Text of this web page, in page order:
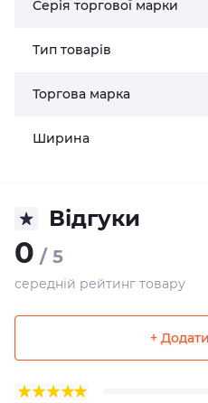
Серія торгової марки
Тип товарів
Торгова марка
Ширина
Відгуки
0 / 5
середній рейтинг товару
+